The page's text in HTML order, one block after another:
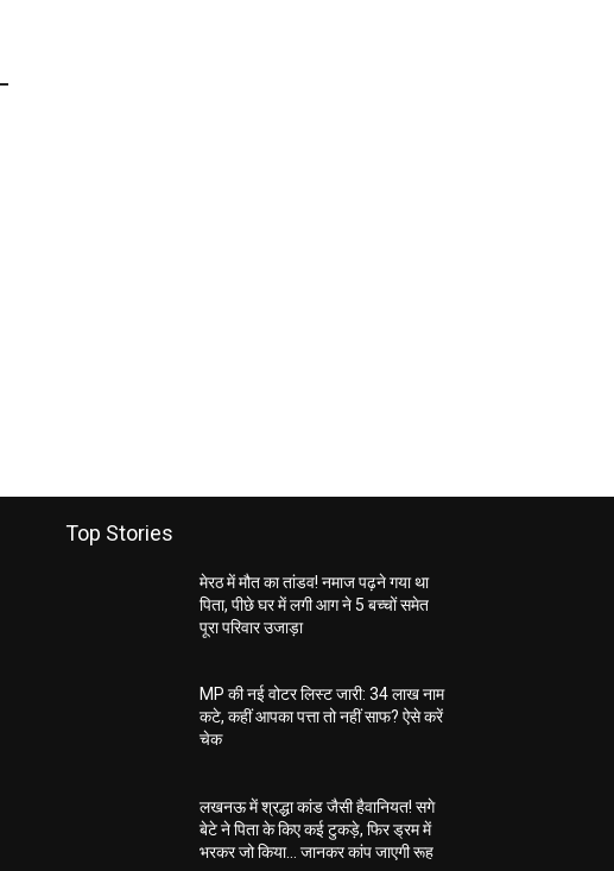
Top Stories
मेरठ में मौत का तांडव! नमाज पढ़ने गया था
पिता, पीछे घर में लगी आग ने 5 बच्चों समेत
पूरा परिवार उजाड़ा
MP की नई वोटर लिस्ट जारी: 34 लाख नाम
कटे, कहीं आपका पत्ता तो नहीं साफ? ऐसे करें
चेक
लखनऊ में श्रद्धा कांड जैसी हैवानियत! सगे
बेटे ने पिता के किए कई टुकड़े, फिर ड्रम में
भरकर जो किया… जानकर कांप जाएगी रूह